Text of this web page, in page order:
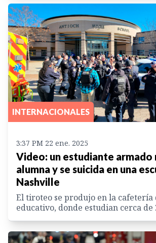
INTERNACIONALES
3:37 PM 22 ene. 2025
Video: un estudiante armado
alumna y se suicida en una
Nashville
El tiroteo se produjo en la cafetería
educativo, donde estudian cerca de